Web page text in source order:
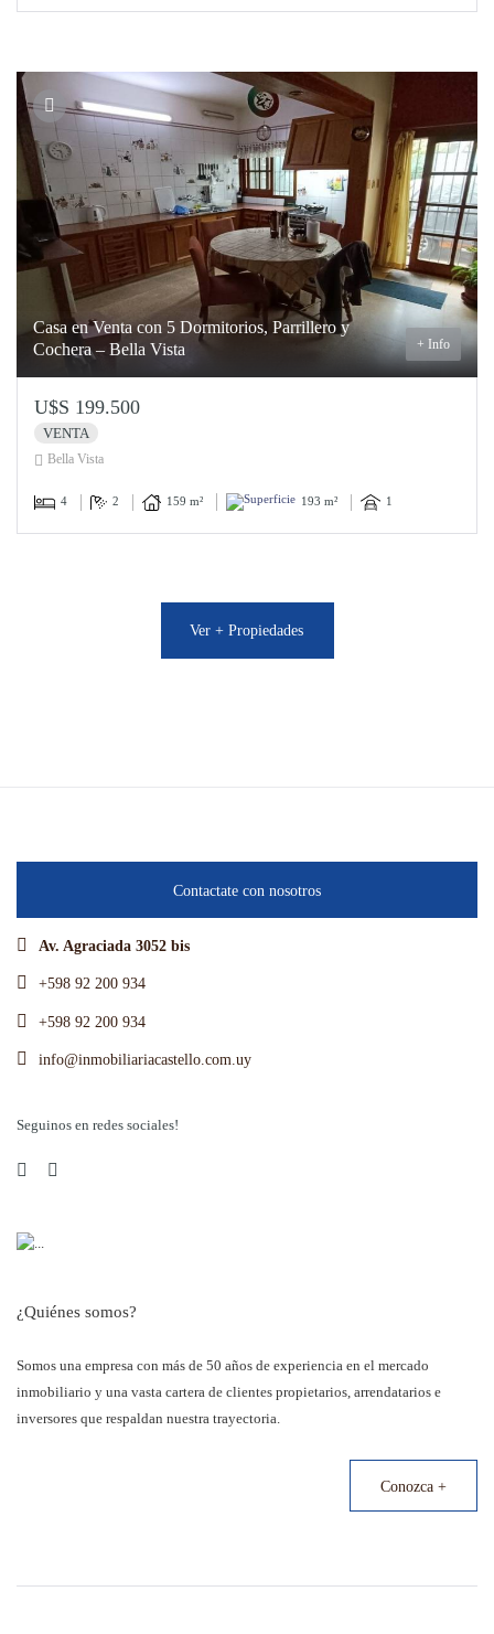
Casa en Venta con 5 Dormitorios, Parrillero y
Cochera – Bella Vista
+ Info
U$S 199.500
VENTA
Bella Vista
4 2 159 m² 193 m² 1
Ver + Propiedades
Contactate con nosotros
Av. Agraciada 3052 bis
+598 92 200 934
+598 92 200 934
info@inmobiliariacastello.com.uy
Seguinos en redes sociales!
¿Quiénes somos?
Somos una empresa con más de 50 años de experiencia en el mercado
inmobiliario y una vasta cartera de clientes propietarios, arrendatarios e
inversores que respaldan nuestra trayectoria.
Conozca +